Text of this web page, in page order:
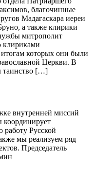
благочинные
Мадагаскара иереи
а также клирики
митрополит
клириками
которых они были
Церкви. В
таинство […]
внутренней миссий
координирует
работу Русской
мы реализуем ряд
Председатель